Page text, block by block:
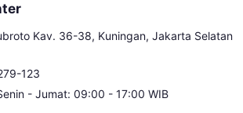
Kav. 36-38, Kuningan, Jakarta Selatan
123
- Jumat: 09:00 - 17:00 WIB